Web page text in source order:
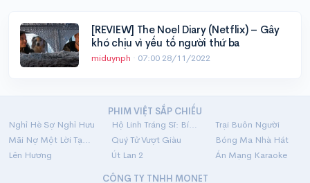
[REVIEW] The Noel Diary (Netflix) – Gây
khó chịu vì yếu tố người thứ ba
miduynph · 07:00 28/11/2022
PHIM VIỆT SẮP CHIẾU
Nghỉ Hè Sợ Nghỉ Hưu
Hộ Linh Tráng Sĩ: Bí Ẩn Mộ Vua Đinh
Trại Buôn Người
Mãi Nợ Một Lời Tạm Biệt
Quý Tử Vượt Giàu
Bóng Ma Nhà Hát
Lên Hương
Út Lan 2
Án Mạng Karaoke
CÔNG TY TNHH MONET